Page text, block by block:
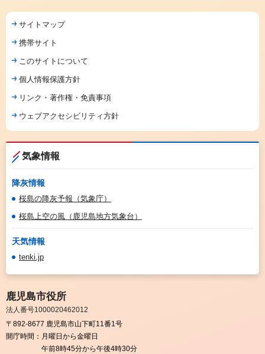
サイトマップ
携帯サイト
このサイトについて
個人情報保護方針
リンク・著作権・免責事項
ウェブアクセシビリティ方針
気象情報
降灰情報
桜島の降灰予報（気象庁）
桜島上空の風（鹿児島地方気象台）
天気情報
tenki.jp
鹿児島市役所
法人番号1000020462012
〒892-8677 鹿児島市山下町11番1号
開庁時間： 月曜日から金曜日
午前8時45分から午後4時30分